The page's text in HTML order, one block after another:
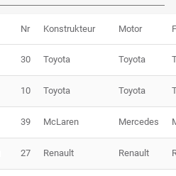
Nr Konstrukteur Motor
30 Toyota Toyota
10 Toyota Toyota
39 McLaren Mercedes
27 Renault Renault